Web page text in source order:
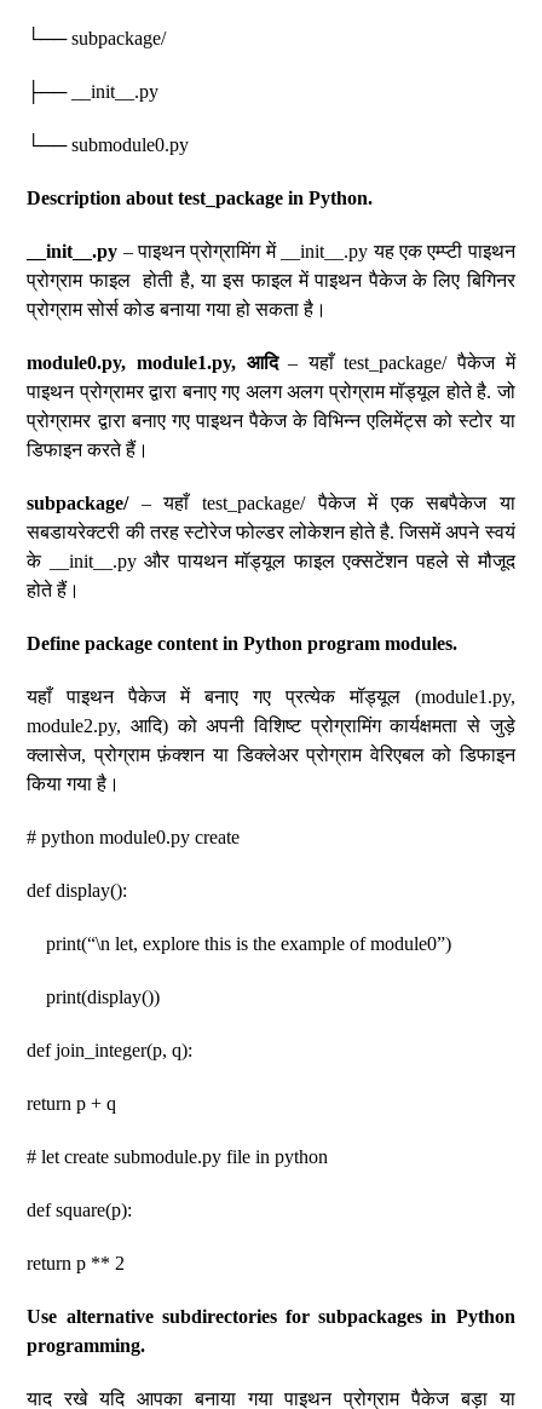
└── subpackage/
├── __init__.py
└── submodule0.py
Description about test_package in Python.
__init__.py – पाइथन प्रोग्रामिंग में __init__.py यह एक एम्प्टी पाइथन
प्रोग्राम फाइल होती है, या इस फाइल में पाइथन पैकेज के लिए बिगिनर
प्रोग्राम सोर्स कोड बनाया गया हो सकता है।
module0.py, module1.py, आदि– यहाँ test_package/ पैकेज में
पाइथन प्रोग्रामर द्वारा बनाए गए अलग अलग प्रोग्राम मॉड्यूल होते है. जो
प्रोग्रामर द्वारा बनाए गए पाइथन पैकेज के विभिन्न एलिमेंट्स को स्टोर या
डिफाइन करते हैं।
subpackage/– यहाँ test_package/ पैकेज में एक सबपैकेज या
सबडायरेक्टरी की तरह स्टोरेज फोल्डर लोकेशन होते है. जिसमें अपने स्वयं
के __init__.py और पायथन मॉड्यूल फाइल एक्सटेंशन पहले से मौजूद
होते हैं।
Define package content in Python program modules.
यहाँ पाइथन पैकेज में बनाए गए प्रत्येक मॉड्यूल (module1.py,
module2.py, आदि) को अपनी विशिष्ट प्रोग्रामिंग कार्यक्षमता से जुड़े
क्लासेज, प्रोग्राम फ़ंक्शन या डिक्लेअर प्रोग्राम वेरिएबल को डिफाइन
किया गया है।
# python module0.py create
def display():
print(“\n let, explore this is the example of module0”)
print(display())
def join_integer(p, q):
return p + q
# let create submodule.py file in python
def square(p):
return p ** 2
Use alternative subdirectories for subpackages in Python
programming.
याद रखे यदि आपका बनाया गया पाइथन प्रोग्राम पैकेज बड़ा या